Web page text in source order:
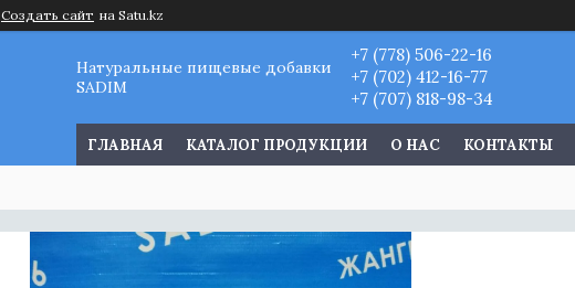
Создать сайт на Satu.kz
Натуральные пищевые добавки
SADIM
+7 (778) 506-22-16
+7 (702) 412-16-77
+7 (707) 818-98-34
ГЛАВНАЯ КАТАЛОГ ПРОДУКЦИИ О НАС КОНТАКТЫ